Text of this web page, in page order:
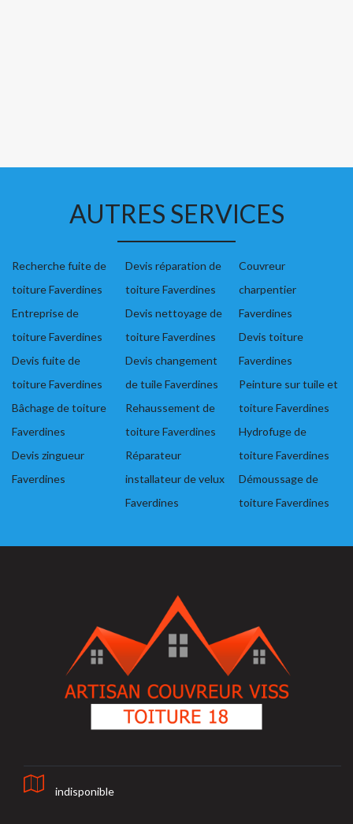
AUTRES SERVICES
Recherche fuite de
toiture Faverdines
Entreprise de
toiture Faverdines
Devis fuite de
toiture Faverdines
Bâchage de toiture
Faverdines
Devis zingueur
Faverdines
Devis réparation de
toiture Faverdines
Devis nettoyage de
toiture Faverdines
Devis changement
de tuile Faverdines
Rehaussement de
toiture Faverdines
Réparateur
installateur de velux
Faverdines
Couvreur
charpentier
Faverdines
Devis toiture
Faverdines
Peinture sur tuile et
toiture Faverdines
Hydrofuge de
toiture Faverdines
Démoussage de
toiture Faverdines
indisponible